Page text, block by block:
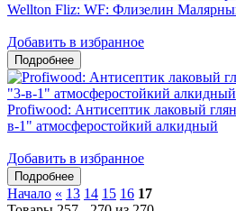
Wellton Fliz: WF: Флизелин
Добавить в избранное
Profiwood: Антисептик лаковый
в-1" атмосферостойкий алкидный
Добавить в избранное
Начало « 13 14 15 16 17